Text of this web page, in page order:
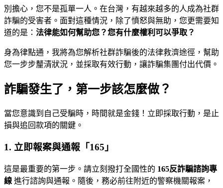
別擔心，您不是孤單一人。在台灣，有越來越多的人成為社群
詐騙的受害者。面對這種情況，除了憤怒與無助，您更需要知
道的是： 法律能如何幫助您？您有什麼權利可以爭取？
身為律點通，我將為您解析社群詐騙後的法律救濟途徑，幫助
您一步步釐清狀況，並採取有效行動，讓詐騙集團付出代價。
詐騙發生了，第一步該怎麼做？
當您意識到自己受騙時，時間就是金錢！立即採取行動，是止
損與追回款項的關鍵。
1. 立即報案與通報「165」
這是最重要的第一步。請立刻撥打全國性的 165反詐騙諮詢專
線 進行諮詢與通報。隨後，務必前往附近的警察機關報案，